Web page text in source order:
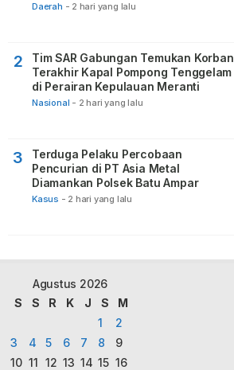
Daerah - 2 hari yang lalu
2
Tim SAR Gabungan Temukan Korban
Terakhir Kapal Pompong Tenggelam
di Perairan Kepulauan Meranti
Nasional - 2 hari yang lalu
3
Terduga Pelaku Percobaan
Pencurian di PT Asia Metal
Diamankan Polsek Batu Ampar
Kasus - 2 hari yang lalu
Agustus 2026
S
S R K J S
M
1
2
3
4 5 6 7 8
9
10 11 12 13 14 15 16